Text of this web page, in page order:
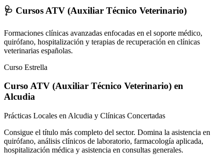
🩺 Cursos ATV (Auxiliar Técnico Veterinario)
Formaciones clínicas avanzadas enfocadas en el soporte médico,
quirófano, hospitalización y terapias de recuperación en clínicas
veterinarias españolas.
Curso Estrella
Curso ATV (Auxiliar Técnico Veterinario) en
Alcudia
Prácticas Locales en Alcudia y Clínicas Concertadas
Consigue el título más completo del sector. Domina la asistencia en
quirófano, análisis clínicos de laboratorio, farmacología aplicada,
hospitalización médica y asistencia en consultas generales.